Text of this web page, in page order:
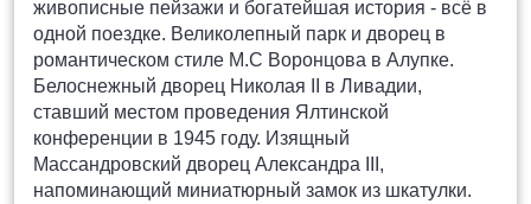
живописные пейзажи и богатейшая история - всё в
одной поездке. Великолепный парк и дворец в
романтическом стиле М.С Воронцова в Алупке.
Белоснежный дворец Николая II в Ливадии,
ставший местом проведения Ялтинской
конференции в 1945 году. Изящный
Массандровский дворец Александра III,
напоминающий миниатюрный замок из шкатулки.